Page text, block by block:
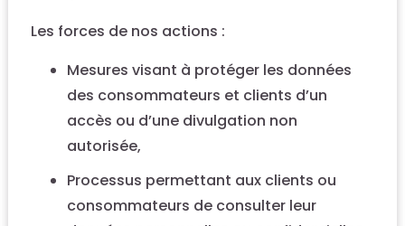
Les forces de nos actions :
Mesures visant à protéger les données
des consommateurs et clients d’un
accès ou d’une divulgation non
autorisée,
Processus permettant aux clients ou
consommateurs de consulter leur